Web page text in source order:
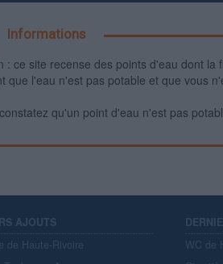
Informations
: ce site recense des points d'eau dont
que l'eau n'est pas potable et que vous
qu'un point d'eau n'est pas
AJOUTS
de Haute-Rivoire
WC de